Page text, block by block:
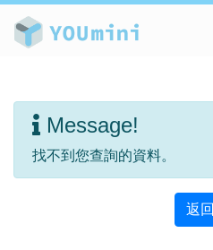
Message!
找不到您查詢的資料。
返回